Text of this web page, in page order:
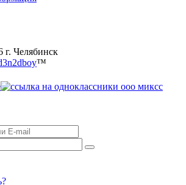
Челябинск
™